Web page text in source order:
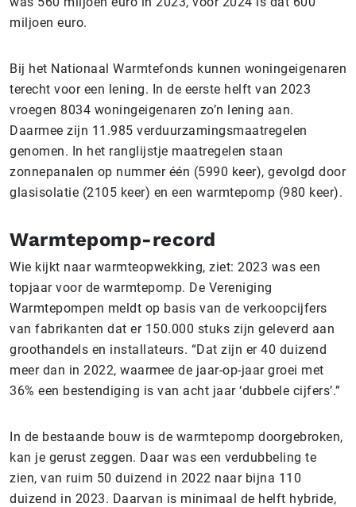
miljoen euro.
Bij het Nationaal Warmtefonds kunnen woningeigenaren
terecht voor een lening. In de eerste helft van 2023
vroegen 8034 woningeigenaren zo’n lening aan.
Daarmee zijn 11.985 verduurzamingsmaatregelen
genomen. In het ranglijstje maatregelen staan
zonnepanalen op nummer één (5990 keer), gevolgd door
glasisolatie (2105 keer) en een warmtepomp (980 keer).
Warmtepomp-record
Wie kijkt naar warmteopwekking, ziet: 2023 was een
topjaar voor de warmtepomp. De Vereniging
Warmtepompen meldt op basis van de verkoopcijfers
van fabrikanten dat er 150.000 stuks zijn geleverd aan
groothandels en installateurs. “Dat zijn er 40 duizend
meer dan in 2022, waarmee de jaar-op-jaar groei met
36% een bestendiging is van acht jaar ‘dubbele cijfers’.”
In de bestaande bouw is de warmtepomp doorgebroken,
kan je gerust zeggen. Daar was een verdubbeling te
zien, van ruim 50 duizend in 2022 naar bijna 110
duizend in 2023. Daarvan is minimaal de helft hybride,